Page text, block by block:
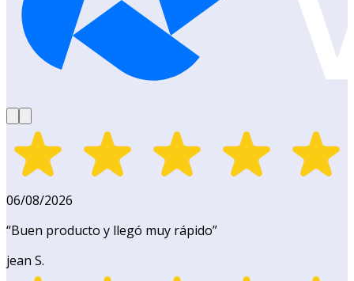
06/08/2026
“Buen producto y llegó muy rápido”
jean S.